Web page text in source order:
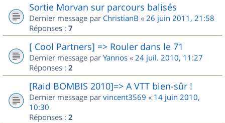
Sortie Morvan sur parcours balisés
Dernier message par ChristianB « 26 juin 2011, 21:58
Réponses : 7
[ Cool Partners] => Rouler dans le 71
Dernier message par Yannos « 24 juil. 2010, 11:27
Réponses : 2
[Raid BOMBIS 2010]=> A VTT bien-sûr !
Dernier message par vincent3569 « 14 juin 2010,
10:30
Réponses : 2